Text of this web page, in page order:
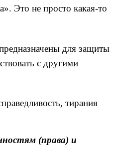
Это не просто какая-то
для защиты
с другими
тирания
(права) и